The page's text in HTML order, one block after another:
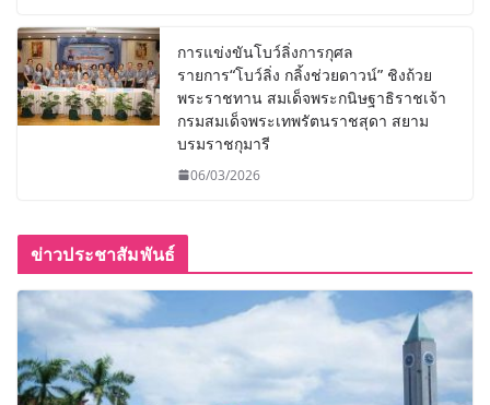
การแข่งขันโบว์ลิ่งการกุศล
รายการ“โบว์ลิ่ง กลิ้งช่วยดาวน์” ชิงถ้วย
พระราชทาน สมเด็จพระกนิษฐาธิราชเจ้า
กรมสมเด็จพระเทพรัตนราชสุดา สยาม
บรมราชกุมารี
06/03/2026
ข่าวประชาสัมพันธ์